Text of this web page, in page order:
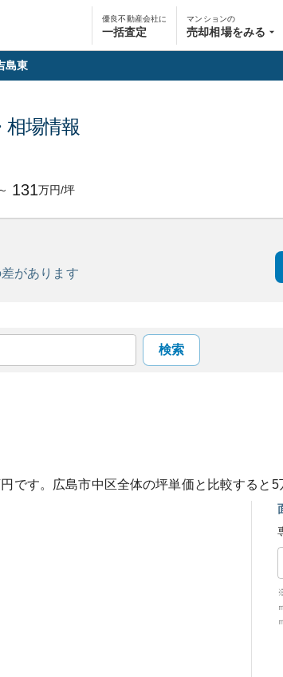
優良不動産会社に
一括査定
マンションの
売却相場をみる
島東
相場情報
～ 131万円/坪
差があります
検索
です。 広島市中区全体の坪単価と比較すると 5